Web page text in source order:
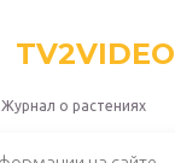
TV2VIDEO
Журнал о растениях